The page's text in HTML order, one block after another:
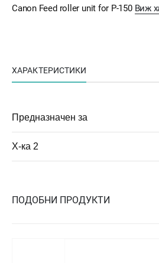
Canon Feed roller unit for P-150 Виж
ХАРАКТЕРИСТИКИ
Предназначен за
Х-ка 2
ПОДОБНИ ПРОДУКТИ